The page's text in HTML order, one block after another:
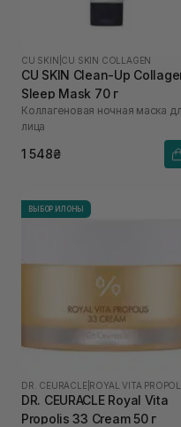
CU SKIN CU SKIN COLLAGEN
CU SKIN Сlean-Up
Sleep Mask 70 г
Коллагеновая ночная маска
лица
1 548₴
ВЫБОР ИЛОНЫ
DR. CEURACLE
DR. CEURACLE Royal Vita
Propolis 33 Cream 50 г